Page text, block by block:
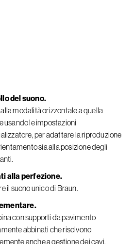
del suono.
modalità orizzontale a quella
usando le impostazioni
per adattare la riproduzione
sia alla posizione degli
alla perfezione.
il suono unico di Braun.
con supporti da pavimento
abbinati che risolvono
anche a gestione dei cavi.